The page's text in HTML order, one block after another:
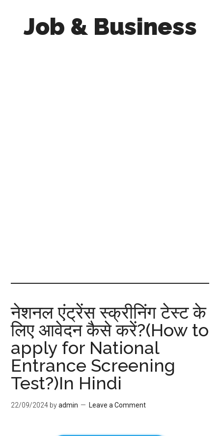
Job & Business
नेशनल एंट्रेंस स्क्रीनिंग टेस्ट के
लिए आवेदन कैसे करें?(How to
apply for National
Entrance Screening
Test?)In Hindi
22/09/2024 byadmin Leave a Comment